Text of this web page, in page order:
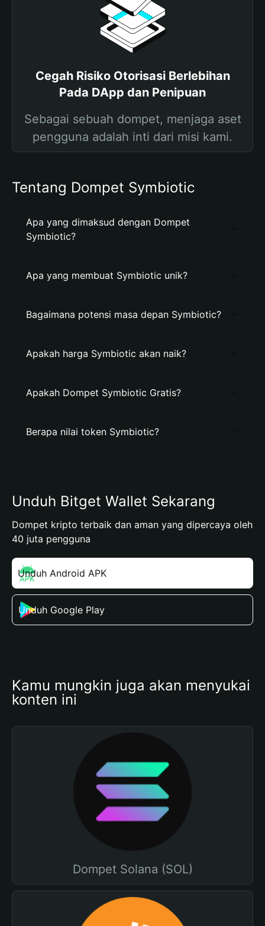
Cegah Risiko Otorisasi Berlebihan
Pada DApp dan Penipuan
Sebagai sebuah dompet, menjaga aset
pengguna adalah inti dari misi kami.
Tentang Dompet Symbiotic
Apa yang dimaksud dengan Dompet
Symbiotic?
Apa yang membuat Symbiotic unik?
Bagaimana potensi masa depan Symbiotic?
Apakah harga Symbiotic akan naik?
Apakah Dompet Symbiotic Gratis?
Berapa nilai token Symbiotic?
Unduh Bitget Wallet Sekarang
Dompet kripto terbaik dan aman yang dipercaya oleh
40 juta pengguna
Unduh Android APK
Unduh Google Play
Kamu mungkin juga akan menyukai
konten ini
Dompet Solana (SOL)